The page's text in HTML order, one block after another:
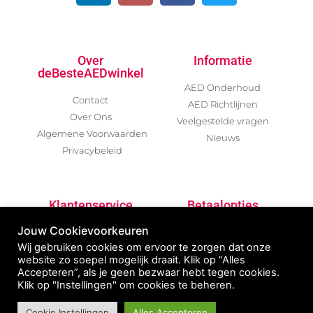
Over
deBesteAEDwinkel
Contact
Over Ons
Algemene Voorwaarden
Privacybeleid
Informatie
AED Onderhoud
AED Richtlijnen
Veelgestelde vragen
Nieuws
Klantenservice
Garantievoorwaarden
Betalen / Verzenden /
Retour
AED Declaratie
Betaalopties
Jouw Cookievoorkeuren
Wij gebruiken cookies om ervoor te zorgen dat onze
website zo soepel mogelijk draait. Klik op “Alles
Accepteren”, als je geen bezwaar hebt tegen cookies.
Klik op "Instellingen" om cookies te beheren.